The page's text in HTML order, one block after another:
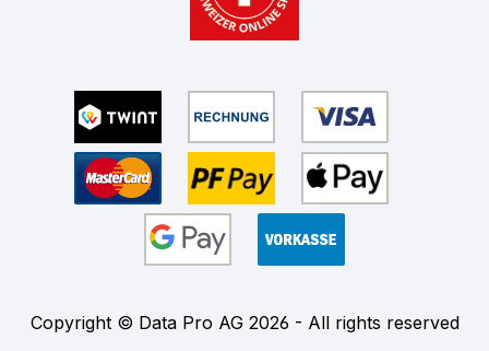
Copyright © Data Pro AG 2026 - All rights reserved